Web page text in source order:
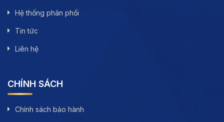
Hệ thống phân phối
Tin tức
Liên hệ
CHÍNH SÁCH
Chính sách bảo hành